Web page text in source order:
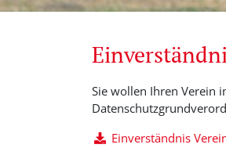
Sie wollen Ihren Verein
Einverständnis